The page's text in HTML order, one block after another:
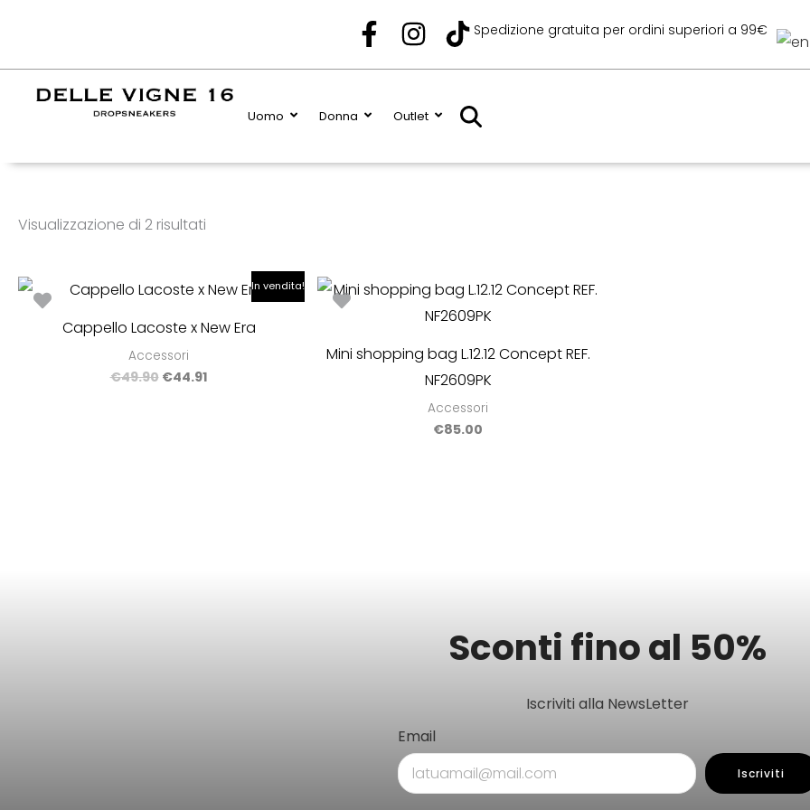
Spedizione gratuita per ordini superiori a 99€
F
a
c
e
o
I
n
s
t
a
g
T
i
k
t
o
k
Uomo Donna Outlet
Visualizzazione di 2 risultati
In vendita!
Cappello Lacoste x New Era
Accessori
€49.90
Il
prezzo
era:
€49.90.
€44.91
Il
prezzo
è:
Mini shopping bag L.12.12 Concept REF.
NF2609PK
Accessori
€85.00
Sconti fino al 50%
Iscriviti alla NewsLetter
Email
Iscriviti